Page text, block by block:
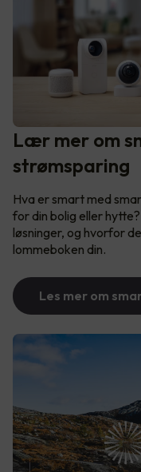
Lær mer om
strømsparing
Hva er smart med
for din bolig eller
løsninger, og hvorfor
lommeboken din.
Les mer om